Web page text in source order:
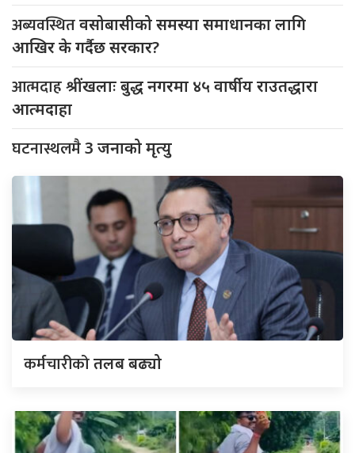
अब्यवस्थितवसोबासीको समस्या समाधानका लागि
आखिर के गर्दैछ सरकार?
आत्मदाहश्रींखलाः बुद्ध नगरमा ४५ वार्षीय राउतद्धारा
आत्मदाहा
घटनास्थलमै3 जनाको मृत्यु
कर्मचारीकोतलब बढ्यो